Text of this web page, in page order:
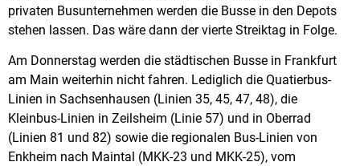
privaten Busunternehmen werden die Busse in den Depots
stehen lassen. Das wäre dann der vierte Streiktag in Folge.
Am Donnerstag werden die städtischen Busse in Frankfurt
am Main weiterhin nicht fahren. Lediglich die Quatierbus-
Linien in Sachsenhausen (Linien 35, 45, 47, 48), die
Kleinbus-Linien in Zeilsheim (Linie 57) und in Oberrad
(Linien 81 und 82) sowie die regionalen Bus-Linien von
Enkheim nach Maintal (MKK-23 und MKK-25), vom